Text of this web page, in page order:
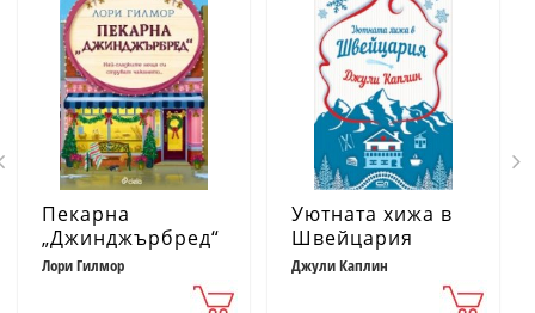
Пекарна
„Джинджърбред“
(с цветни
Лори Гилмор
Уютната хижа в
Швейцария
Джули Каплин